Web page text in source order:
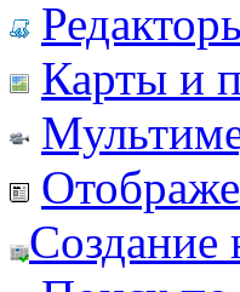
Карты и
Создание